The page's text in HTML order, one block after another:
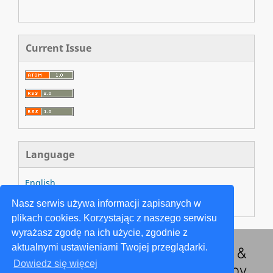
Nasz serwis używa informacji zapisanych w
plikach cookies. Korzystając z naszego serwisu
wyrażasz zgodę na ich użycie, zgodnie z
aktualnymi ustawieniami Twojej przeglądarki.
Dowiedz się więcej
Current Issue
Language
English
Język Polski